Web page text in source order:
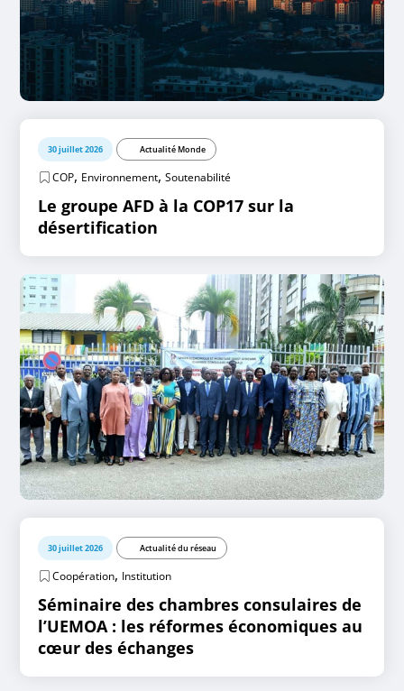
30 juillet 2026 Actualité Monde
COP, Environnement,Soutenabilité
Le groupe AFD à la COP17 sur la
désertification
30 juillet 2026 Actualité du réseau
Coopération, Institution
Séminaire des chambres consulaires de
l’UEMOA : les réformes économiques au
cœur des échanges